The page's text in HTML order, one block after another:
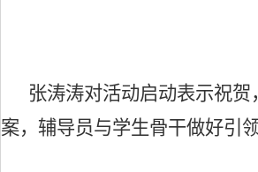
张涛涛对活动启动表示祝贺
案，辅导员与学生骨干做好引